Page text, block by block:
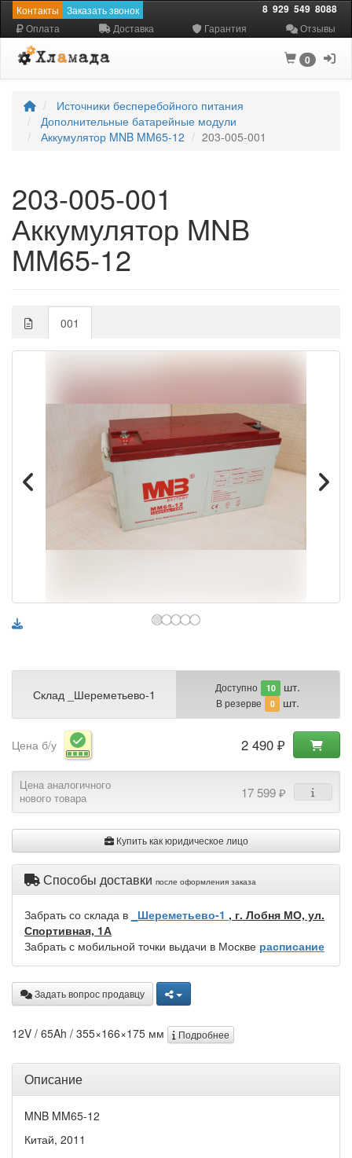
Контакты Заказать звонок 8 929 549 8088
Оплата Доставка Гарантия Отзывы
0
Источники бесперебойного питания
Дополнительные батарейные модули
Аккумулятор MNB MM65-12
203-005-001
203-005-001
Аккумулятор MNB
MM65-12
001
Склад _Шереметьево-1 Доступно 10 шт.
В резерве 0 шт.
Цена б/у 2 490 ₽
Цена аналогичного
нового товара
17 599 ₽
Купить как юридическое лицо
Способы доставки после оформления заказа
Забрать со склада в _Шереметьево-1 , г. Лобня МО, ул.
Спортивная, 1А
Забрать с мобильной точки выдачи в Москве расписание
Задать вопрос продавцу
12V / 65Ah / 355×166×175 мм Подробнее
Описание
MNB MM65-12
Китай, 2011